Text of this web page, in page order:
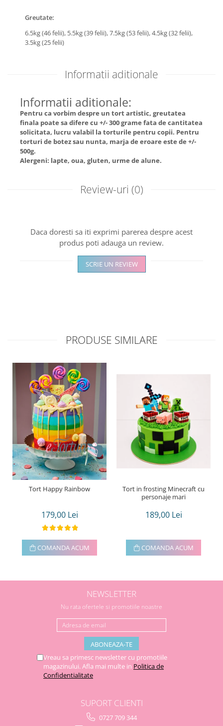
Greutate:
6.5kg (46 felii), 5.5kg (39 felii),7.5kg (53 felii),4.5kg (32 felii),
3.5kg (25 felii)
Informatii aditionale
Informatii aditionale:
Pentru ca vorbim despre un tort artistic, greutatea
finala poate sa difere cu +/- 300 grame fata de cantitatea
solicitata, lucru valabil la torturile pentru copii. Pentru
torturi de botez sau nunta, marja de eroare este de +/-
500g.
Alergeni: lapte, oua, gluten, urme de alune.
Review-uri (0)
Daca doresti sa iti exprimi parerea despre acest
produs poti adauga un review.
SCRIE UN REVIEW
PRODUSE SIMILARE
Tort Happy Rainbow
179,00 Lei
COMANDA ACUM
Tort in frosting Minecraft cu
personaje mari
189,00 Lei
COMANDA ACUM
NEWSLETTER
Nu rata ofertele si promotiile noastre
Vreau sa primesc newsletter cu promotiile
magazinului. Afla mai multe in Politica de
Confidentialitate
SUPORT CLIENTI
0727 709 344